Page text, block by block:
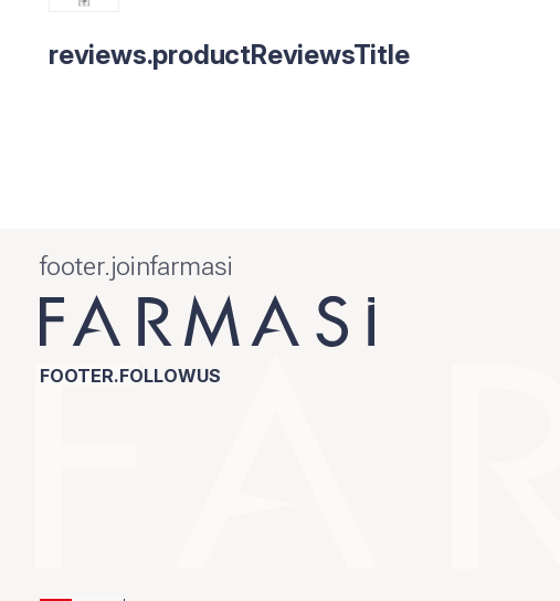
reviews.productReviewsTitle
footer.joinfarmasi
FOOTER.FOLLOWUS